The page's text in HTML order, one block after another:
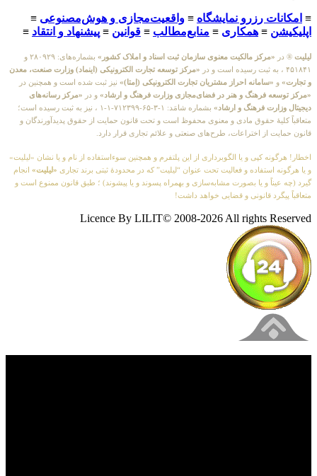
≡ امکانات رزرو نمایشگاه ≡ واقعیت‌مجازی و هوش‌مصنوعی ≡
اپلیکیشن ≡ همکاری ≡ منابع‌مطالب ≡ قوانین ≡ پیشنهاد و انتقاد ≡
لیلیت ® در «مرکز مالکیت معنوی سازمان ثبت اسناد و املاک کشور»
بشماره‌های: ۲۸۰۹۲۹ و
۴۵۱۸۴۱ ، به ثبت رسیده است و در
«مرکز توسعه تجارت الکترونیکی (اینماد) وزارت صنعت، معدن
و تجارت» و «سامانه احراز مشتریان تجارت الکترونیکی (اِمتا)» نیز ثبت شده است و همچنین در
«مرکز توسعه فرهنگ و هنر در فضای‌مجازی وزارت فرهنگ و ارشاد» و در «مرکز رسانه‌های
دیجیتال وزارت فرهنگ و ارشاد»
بشماره شامَد: ۱-۳-۶۵-۷۱۲۳۹۹-۱-۱ ، نیز به ثبت رسیده است؛
متعاقباً کلیهٔ حقوق مادی و معنوی محفوظ است و تحت قانون حمایت از حقوق پدیدآورندگان و
قانون حمایت از اختراعات، طرح‌های صنعتی و علائم تجاری قرار دارد.
اخطار! هرگونه کپی و یا الگوبرداری از این پلتفرم و همچنین سوءاستفاده از نام و یا نشان «لیلیت»
و یا هرگونه استفاده و فعالیت تحت عنوان “لیلیت” که در محدودهٔ ثبتی برند تجاری «لیلیت» انجام
گیرد (چه عیناً و یا بصورت مشابه‌سازی و بهمراه پسوند و یا پیشوند) ؛ طبق قانون ممنوع است و
متعاقباً پیگرد قانونی و قضایی خواهد داشت!
Licence By LILIT© 2008-2026 All rights Reserved